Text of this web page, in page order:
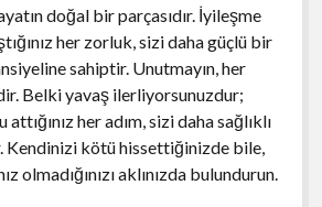
doğal bir parçasıdır. İyileşme
her zorluk, sizi daha güçlü bir
sahiptir. Unutmayın, her
Belki yavaş ilerliyorsunuzdur;
her adım, sizi daha sağlıklı
Kendinizi kötü hissettiğinizde bile,
olmadığınızı aklınızda bulundurun.